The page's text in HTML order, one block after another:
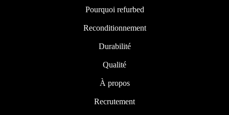
Pourquoi refurbed
Reconditionnement
Durabilité
Qualité
À propos
Recrutement